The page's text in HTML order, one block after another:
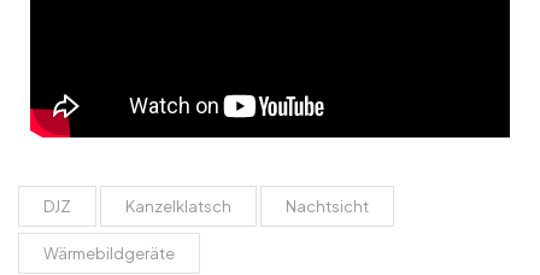
DJZ Kanzelklatsch Nachtsicht
Wärmebildgeräte